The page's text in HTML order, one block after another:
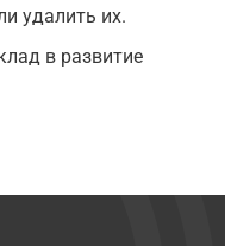
удалить их.
в развитие